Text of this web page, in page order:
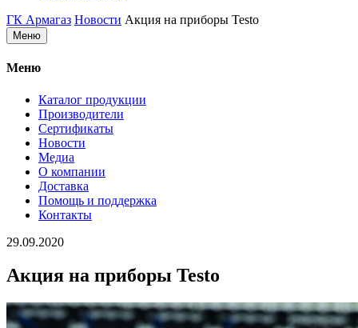
ГК Армагаз Новости Акция на приборы Testo
Меню
Меню
Каталог продукции
Производители
Сертификаты
Новости
Медиа
О компании
Доставка
Помощь и поддержка
Контакты
29.09.2020
Акция на приборы Testo